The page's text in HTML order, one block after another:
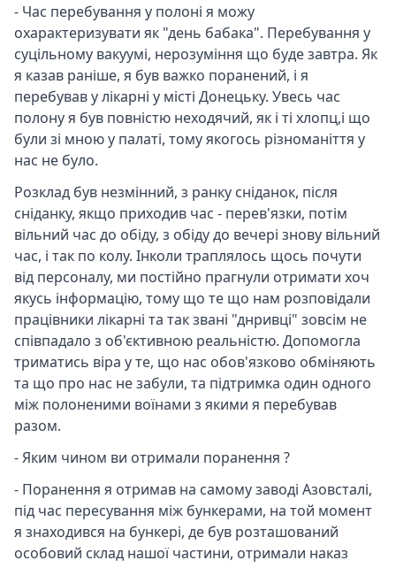
- Час перебування у полоні я можу
охарактеризувати як "день бабака". Перебування у
суцільному вакуумі, нерозуміння що буде завтра. Як
я казав раніше, я був важко поранений, і я
перебував у лікарні у місті Донецьку. Увесь час
полону я був повністю неходячий, як і ті хлопц,і що
були зі мною у палаті, тому якогось різноманіття у
нас не було.
Розклад був незмінний, з ранку сніданок, після
сніданку, якщо приходив час - перев'язки, потім
вільний час до обіду, з обіду до вечері знову вільний
час, і так по колу. Інколи траплялось щось почути
від персоналу, ми постійно прагнули отримати хоч
якусь інформацію, тому що те що нам розповідали
працівники лікарні та так звані "днривці" зовсім не
співпадало з об'єктивною реальністю. Допомогла
триматись віра у те, що нас обов'язково обміняють
та що про нас не забули, та підтримка один одного
між полоненими воїнами з якими я перебував
разом.
- Яким чином ви отримали поранення ?
- Поранення я отримав на самому заводі Азовсталі,
під час пересування між бункерами, на той момент
я знаходився на бункері, де був розташований
особовий склад нашої частини, отримали наказ